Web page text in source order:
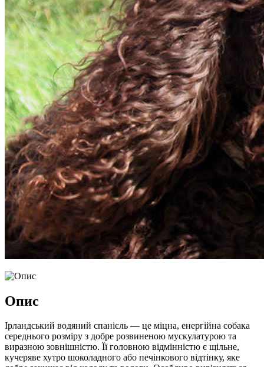
Опис
Ірландський водяний спанієль — це міцна, енергійна собака
середнього розміру з добре розвиненою мускулатурою та
виразною зовнішністю. Її головною відмінністю є щільне,
кучеряве хутро шоколадного або печінкового відтінку, яке